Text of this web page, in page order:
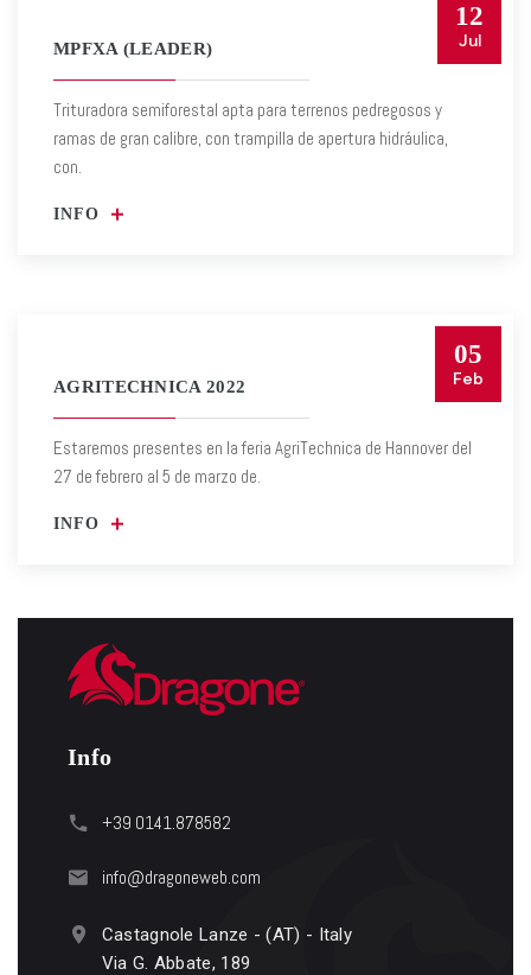
12
Jul
MPFXA (LEADER)
Trituradora semiforestal apta para terrenos pedregosos y
ramas de gran calibre, con trampilla de apertura hidráulica,
con.
INFO
05
Feb
AGRITECHNICA 2022
Estaremos presentes en la feria AgriTechnica de Hannover del
27 de febrero al 5 de marzo de.
INFO
Info
+39 0141.878582
info@dragoneweb.com
Castagnole Lanze - (AT) - Italy
Via G. Abbate, 189